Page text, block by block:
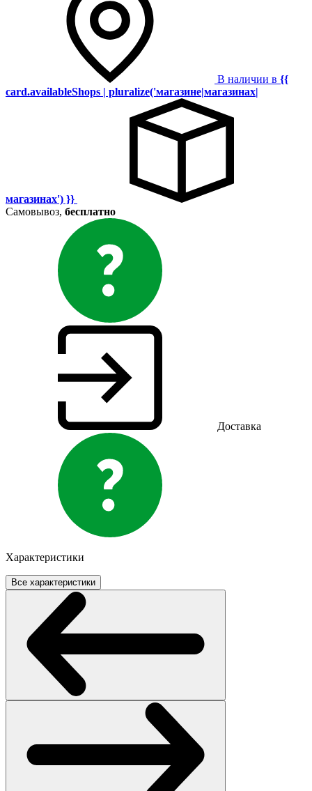
В наличии в {{
card.availableShops | pluralize('магазине|магазинах|
магазинах') }}
Самовывоз, бесплатно
Доставка
Характеристики
Все характеристики